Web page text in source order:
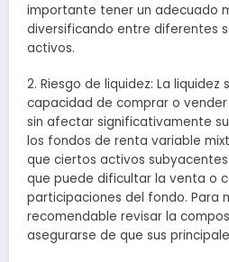
importante tener un adecuado
diversificando entre diferentes
activos.
2. Riesgo de liquidez: La liquidez
capacidad de comprar o
sin afectar significativamente
los fondos de renta variable
que ciertos activos
que puede dificultar la venta o
participaciones del fondo. Para
recomendable revisar la
asegurarse de que sus